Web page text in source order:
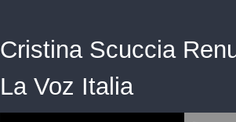
Cristina Scuccia
La Voz Italia